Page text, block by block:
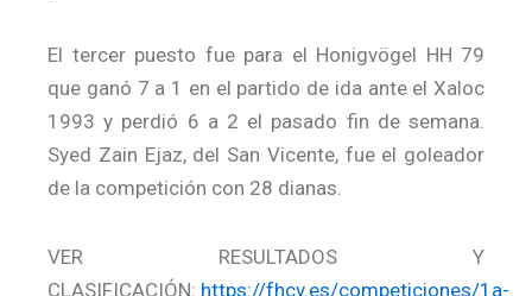
El tercer puesto fue para el Honigvögel HH 79
que ganó 7 a 1 en el partido de ida ante el Xaloc
1993 y perdió 6 a 2 el pasado fin de semana.
Syed Zain Ejaz, del San Vicente, fue el goleador
de la competición con 28 dianas.
VER RESULTADOS Y
CLASIFICACIÓN: https://fhcv.es/competiciones/1a-